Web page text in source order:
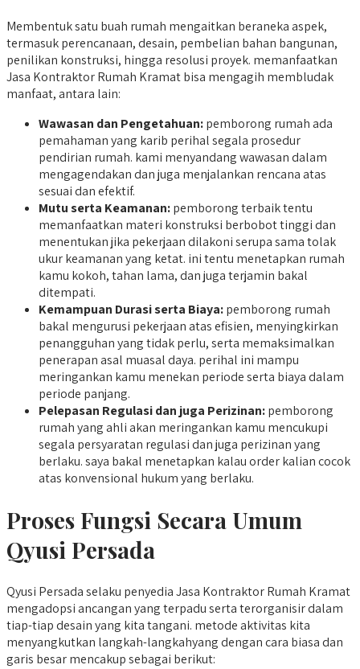
Membentuk satu buah rumah mengaitkan beraneka aspek,
termasuk perencanaan, desain, pembelian bahan bangunan,
penilikan konstruksi, hingga resolusi proyek. memanfaatkan
Jasa Kontraktor Rumah Kramat bisa mengagih membludak
manfaat, antara lain:
Wawasan dan Pengetahuan:pemborong rumah ada
pemahaman yang karib perihal segala prosedur
pendirian rumah. kami menyandang wawasan dalam
mengagendakan dan juga menjalankan rencana atas
sesuai dan efektif.
Mutu serta Keamanan:pemborong terbaik tentu
memanfaatkan materi konstruksi berbobot tinggi dan
menentukan jika pekerjaan dilakoni serupa sama tolak
ukur keamanan yang ketat. ini tentu menetapkan rumah
kamu kokoh, tahan lama, dan juga terjamin bakal
ditempati.
Kemampuan Durasi serta Biaya:pemborong rumah
bakal mengurusi pekerjaan atas efisien, menyingkirkan
penangguhan yang tidak perlu, serta memaksimalkan
penerapan asal muasal daya. perihal ini mampu
meringankan kamu menekan periode serta biaya dalam
periode panjang.
Pelepasan Regulasi dan juga Perizinan:pemborong
rumah yang ahli akan meringankan kamu mencukupi
segala persyaratan regulasi dan juga perizinan yang
berlaku. saya bakal menetapkan kalau order kalian cocok
atas konvensional hukum yang berlaku.
Proses Fungsi Secara Umum
Qyusi Persada
Qyusi Persada selaku penyedia Jasa Kontraktor Rumah Kramat
mengadopsi ancangan yang terpadu serta terorganisir dalam
tiap-tiap desain yang kita tangani. metode aktivitas kita
menyangkutkan langkah-langkahyang dengan cara biasa dan
garis besar mencakup sebagai berikut: